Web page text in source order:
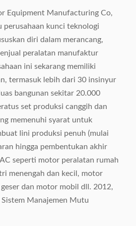
Equipment Manufacturing Co,
perusahaan kunci teknologi
diri dalam merancang,
peralatan manufaktur
ini sekarang memiliki
termasuk lebih dari 30 insinyur
bangunan sekitar 20.000
set produksi canggih dan
memenuhi syarat untuk
lini produksi penuh (mulai
hingga pembentukan akhir
seperti motor peralatan rumah
menengah dan kecil, motor
dan motor mobil dll. 2012,
Manajemen Mutu